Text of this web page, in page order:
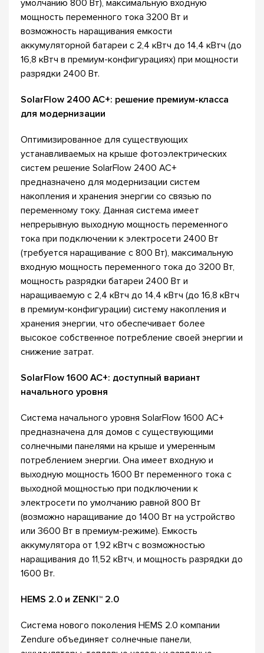
умолчанию 800 Вт), максимальную входную
мощность переменного тока 3200 Вт и
возможность наращивания емкости
аккумуляторной батареи с 2,4 кВтч до 14,4 кВтч (до
16,8 кВтч в премиум-конфигурациях) при мощности
разрядки 2400 Вт.
SolarFlow 2400 AC+: решение премиум-класса
для модернизации
Оптимизированное для существующих
устанавливаемых на крыше фотоэлектрических
систем решение SolarFlow 2400 AC+
предназначено для модернизации систем
накопления и хранения энергии со связью по
переменному току. Данная система имеет
непрерывную выходную мощность переменного
тока при подключении к электросети 2400 Вт
(требуется наращивание с 800 Вт), максимальную
входную мощность переменного тока до 3200 Вт,
мощность разрядки батареи 2400 Вт и
наращиваемую с 2,4 кВтч до 14,4 кВтч (до 16,8 кВтч
в премиум-конфигурации) систему накопления и
хранения энергии, что обеспечивает более
высокое собственное потребление своей энергии и
снижение затрат.
SolarFlow 1600 AC+: доступный вариант
начального уровня
Система начального уровня SolarFlow 1600 AC+
предназначена для домов с существующими
солнечными панелями на крыше и умеренным
потреблением энергии. Она имеет входную и
выходную мощность 1600 Вт переменного тока с
выходной мощностью при подключении к
электросети по умолчанию равной 800 Вт
(возможно наращивание до 1400 Вт на устройство
или 3600 Вт в премиум-режиме). Емкость
аккумулятора от 1,92 кВтч с возможностью
наращивания до 11,52 кВтч, и мощность разрядки до
1600 Вт.
HEMS 2.0 и ZENKI™ 2.0
Система нового поколения HEMS 2.0 компании
Zendure объединяет солнечные панели,